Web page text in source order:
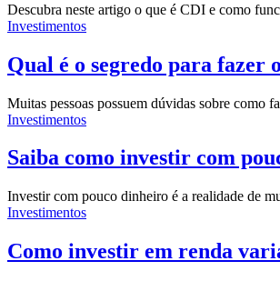
Descubra neste artigo o que é CDI e como
Investimentos
Qual é o segredo para fazer
Muitas pessoas possuem dúvidas sobre como
Investimentos
Saiba como investir com
Investir com pouco dinheiro é a realidade de
Investimentos
Como investir em renda